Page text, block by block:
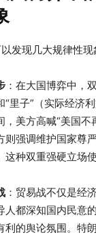
发现几大规律性现
：在大国博弈中，
“里子”（实际经济
，美方高喊“美国不
则强调维护国家尊
这种双重强硬立场
：贸易战不仅是经
人都深知国内民意
利的舆论氛围。特